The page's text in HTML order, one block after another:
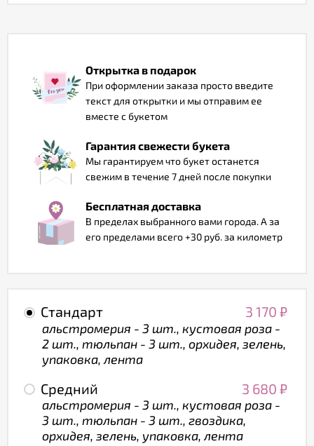
Открытка в подарок
При оформлении заказа просто введите
текст для открытки и мы отправим ее
вместе с букетом
Гарантия свежести букета
Мы гарантируем что букет останется
свежим в течение 7 дней после покупки
Бесплатная доставка
В пределах выбранного вами города. А за
его пределами всего +30 руб. за километр
Стандарт 3 170 ₽
альстромерия - 3 шт., кустовая роза -
2 шт., тюльпан - 3 шт., орхидея, зелень,
упаковка, лента
Средний 3 680 ₽
альстромерия - 3 шт., кустовая роза -
3 шт., тюльпан - 3 шт., гвоздика,
орхидея, зелень, упаковка, лента